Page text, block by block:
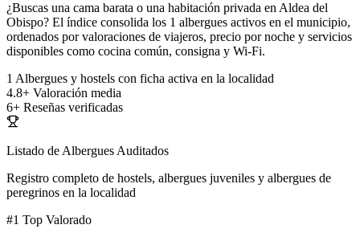
¿Buscas una cama barata o una habitación privada en Aldea del
Obispo? El índice consolida los 1 albergues activos en el municipio,
ordenados por valoraciones de viajeros, precio por noche y servicios
disponibles como cocina común, consigna y Wi-Fi.
1 Albergues y hostels con ficha activa en la localidad
4.8+ Valoración media
6+ Reseñas verificadas
Listado de Albergues Auditados
Registro completo de hostels, albergues juveniles y albergues de
peregrinos en la localidad
#1 Top Valorado